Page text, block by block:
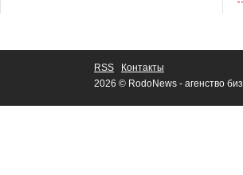
RSS
Контакты
2026 © RodoNews - агенство